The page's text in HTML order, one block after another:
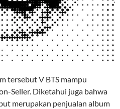
tersebut V BTS mampu
Seller. Diketahui juga bahwa
merupakan penjualan album